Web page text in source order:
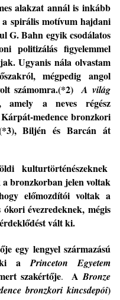
alakzat annál is inkább
a spirális motívum hajdani
G.Bahn egyik csodálatos
politizálás figyelemmel
Ugyanis nála olvastam
mégpedig angol
számomra.(*2)
A világ
amely aneves régész
medence bronzkori
, Biljén és Barcán át
kulturtörténészeknek
a bronzkorban jelenvoltak
előmozdítói voltak a
ókori évezredeknek, mégis
vált ki.
egy lengyel származású
aki aPrinceton Egyetem
szakértője. A Bronze
bronzkori kincsdepói)